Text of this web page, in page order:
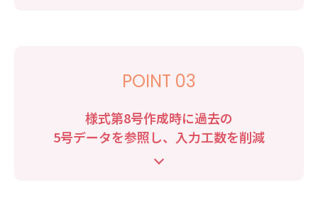
POINT 03
様式第8号作成時に過去の
5号データを参照し、入力工数を削減